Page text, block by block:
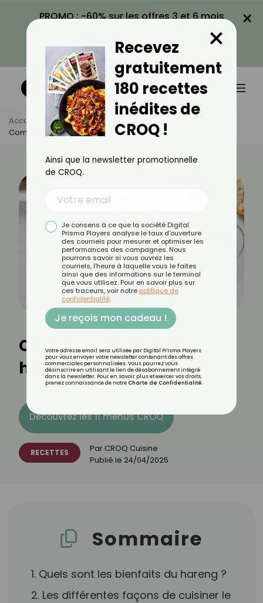
PROMO : -60% sur les offres 3 et 6 mois
VOIR LA PROMO
×
Accueil Actus
Recettes
Comment Cuisiner Le Hareng ?
Comment cuisiner le
hareng ?
Découvrez les 11 menus CROQ
RECETTES Par CROQ Cuisine
Publié le 24/04/2025
Sommaire
1. Quels sont les bienfaits du hareng ?
2. Les différentes façons de cuisiner le
Recevez
gratuitement
180 recettes
inédites de
CROQ !
×
Ainsi que la newsletter promotionnelle
de CROQ.
Je consens à ce que la société Digital
Prisma Players analyse le taux d'ouverture
des courriels pour mesurer et optimiser les
performances des campagnes. Nous
pourrons savoir si vous ouvrez les
courriels, l'heure à laquelle vous le faites
ainsi que des informations sur le terminal
que vous utilisez. Pour en savoir plus sur
ces traceurs, voir notre politique de
confidentialité.
Je reçois mon cadeau !
Votre adresse email sera utilisée par Digital Prisma Players
pour vous envoyer votre newsletter contenant des offres
commerciales personnalisées. Vous pourrez vous
désinscrire en utilisant le lien de désabonnement intégré
dans la newsletter. Pour en savoir plus et exercer vos droits,
prenez connaissance de notre Charte de Confidentialité.